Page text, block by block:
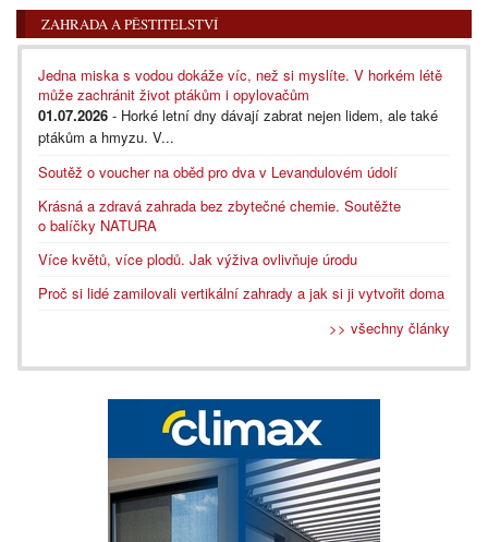
ZAHRADA A PĚSTITELSTVÍ
Jedna miska s vodou dokáže víc, než si myslíte. V horkém létě
může zachránit život ptákům i opylovačům
01.07.2026 - Horké letní dny dávají zabrat nejen lidem, ale také
ptákům a hmyzu. V...
Soutěž o voucher na oběd pro dva v Levandulovém údolí
Krásná a zdravá zahrada bez zbytečné chemie. Soutěžte
o balíčky NATURA
Více květů, více plodů. Jak výživa ovlivňuje úrodu
Proč si lidé zamilovali vertikální zahrady a jak si ji vytvořit doma
>> všechny články